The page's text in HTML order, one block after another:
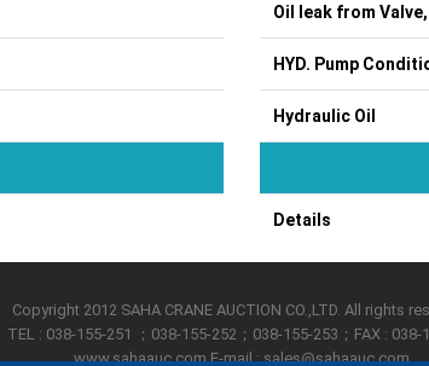
Oil leak from
HYD. Pump
Hydraulic Oil
Details
Copyright 2012 SAHA CRANE AUCTION CO.,LTD. All rights
TEL : 038-155-251 ；038-155-252；038-155-253；FAX : 038-
www.sahaauc.com E-mail : sales@sahaauc.com